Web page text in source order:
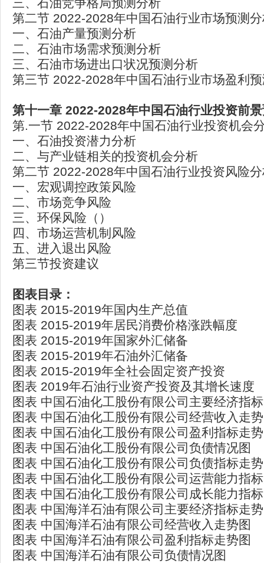
第二节 2022-2028年中国石油行业市场预测
一、石油产量预测分析
二、石油市场需求预测分析
三、石油市场进出口状况预测分析
第三节 2022-2028年中国石油行业市场盈利
第十一章 2022-2028年中国石油行业投资前
第.一节 2022-2028年中国石油行业投资机会
一、石油投资潜力分析
二、与产业链相关的投资机会分析
第二节 2022-2028年中国石油行业投资风险
一、宏观调控政策风险
二、市场竞争风险
三、环保风险（）
四、市场运营机制风险
五、进入退出风险
第三节投资建议
图表目录：
图表 2015-2019年国内生产总值
图表 2015-2019年居民消费价格涨跌幅度
图表 2015-2019年国家外汇储备
图表 2015-2019年石油外汇储备
图表 2015-2019年全社会固定资产投资
图表 2019年石油行业资产投资及其增长速度
图表 中国石油化工股份有限公司主要经济指
图表 中国石油化工股份有限公司经营收入走
图表 中国石油化工股份有限公司盈利指标走
图表 中国石油化工股份有限公司负债情况图
图表 中国石油化工股份有限公司负债指标走
图表 中国石油化工股份有限公司运营能力指
图表 中国石油化工股份有限公司成长能力指
图表 中国海洋石油有限公司主要经济指标走
图表 中国海洋石油有限公司经营收入走势图
图表 中国海洋石油有限公司盈利指标走势图
图表 中国海洋石油有限公司负债情况图